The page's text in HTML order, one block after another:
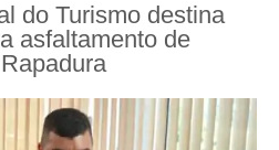
do Turismo destina
asfaltamento de